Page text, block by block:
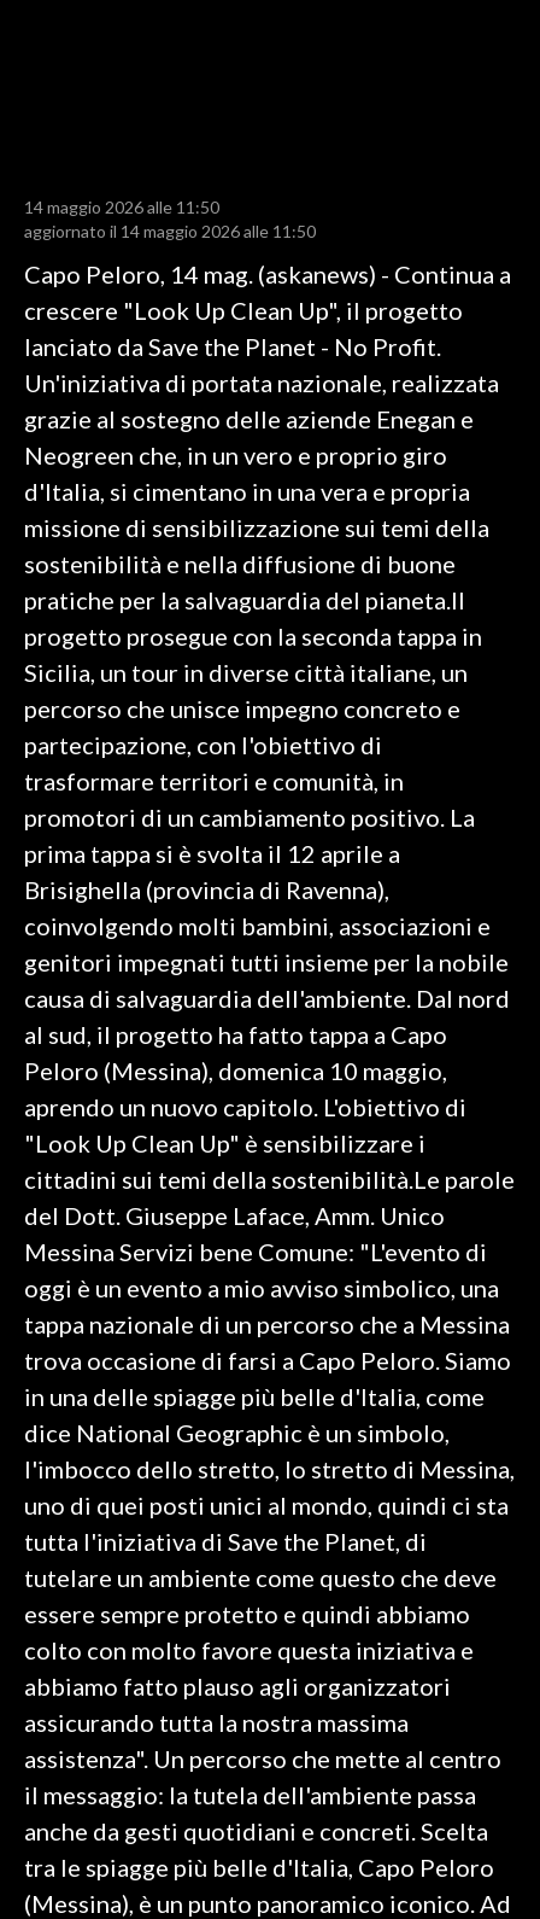
RISULTATI E CLASSIFICHE
CALCIO REGIONALE
BASKET
VOLLEY
MOTORI
TENNIS
ALTRI SPORT
CULTURA
GOSSIP
SARDEGNA TURISMO
SARDI NEL MONDO
NOTIZIE
EVENTI
3 MINUTI CON
INSULARITÀ
INFO AZIENDE
SPIAGGE
STORE
14 maggio 2026 alle 11:50
aggiornato il 14 maggio 2026 alle 11:50
Capo Peloro, 14 mag. (askanews) - Continua a
crescere "Look Up Clean Up", il progetto
lanciato da Save the Planet - No Profit.
Un'iniziativa di portata nazionale, realizzata
grazie al sostegno delle aziende Enegan e
Neogreen che, in un vero e proprio giro
d'Italia, si cimentano in una vera e propria
missione di sensibilizzazione sui temi della
sostenibilità e nella diffusione di buone
pratiche per la salvaguardia del pianeta.Il
progetto prosegue con la seconda tappa in
Sicilia, un tour in diverse città italiane, un
percorso che unisce impegno concreto e
partecipazione, con l'obiettivo di
trasformare territori e comunità, in
promotori di un cambiamento positivo. La
prima tappa si è svolta il 12 aprile a
Brisighella (provincia di Ravenna),
coinvolgendo molti bambini, associazioni e
genitori impegnati tutti insieme per la nobile
causa di salvaguardia dell'ambiente. Dal nord
al sud, il progetto ha fatto tappa a Capo
Peloro (Messina), domenica 10 maggio,
aprendo un nuovo capitolo. L'obiettivo di
"Look Up Clean Up" è sensibilizzare i
cittadini sui temi della sostenibilità.Le parole
del Dott. Giuseppe Laface, Amm. Unico
Messina Servizi bene Comune: "L'evento di
oggi è un evento a mio avviso simbolico, una
tappa nazionale di un percorso che a Messina
trova occasione di farsi a Capo Peloro. Siamo
in una delle spiagge più belle d'Italia, come
dice National Geographic è un simbolo,
l'imbocco dello stretto, lo stretto di Messina,
uno di quei posti unici al mondo, quindi ci sta
tutta l'iniziativa di Save the Planet, di
tutelare un ambiente come questo che deve
essere sempre protetto e quindi abbiamo
colto con molto favore questa iniziativa e
abbiamo fatto plauso agli organizzatori
assicurando tutta la nostra massima
assistenza". Un percorso che mette al centro
il messaggio: la tutela dell'ambiente passa
anche da gesti quotidiani e concreti. Scelta
tra le spiagge più belle d'Italia, Capo Peloro
(Messina), è un punto panoramico iconico. Ad